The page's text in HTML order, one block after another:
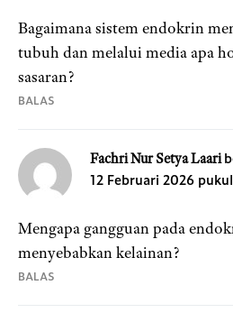
Bagaimana sistem endokrin
tubuh dan melalui media apa
sasaran?
BALAS
Fachri Nur Setya Laari
12 Februari 2026
Mengapa gangguan pada
menyebabkan kelainan?
BALAS